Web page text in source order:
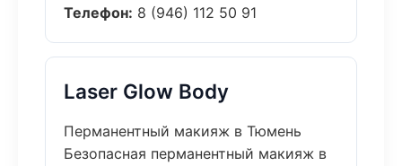
Телефон: 8 (946) 112 50 91
Laser Glow Body
Перманентный макияж в Тюмень
Безопасная перманентный макияж в